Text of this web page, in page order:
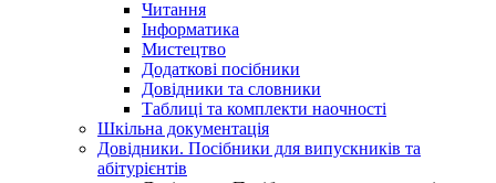
Читання
Інформатика
Мистецтво
Додаткові посібники
Довідники та словники
Таблиці та комплекти наочності
Шкільна документація
Довідники. Посібники для випускників та
абітурієнтів